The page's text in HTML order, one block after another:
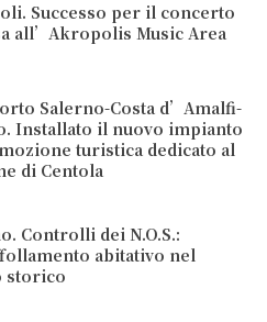
Successo per il concerto
all’Akropolis Music Area
Salerno-Costa d’Amalfi-
Installato il nuovo impianto
turistica dedicato al
di Centola
Controlli dei N.O.S.:
abitativo nel
storico